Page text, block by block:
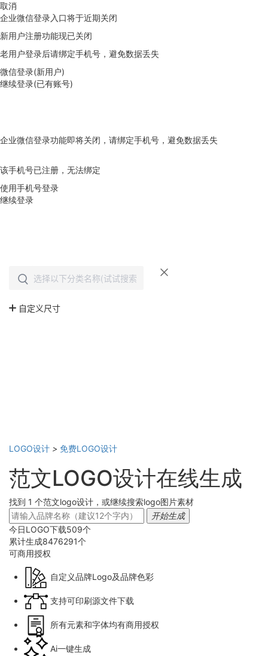
取消
企业微信登录入口将于近期关闭
新用户注册功能现已关闭
老用户登录后请绑定手机号，避免数据丢失
微信登录(新用户)
继续登录(已有账号)
企业微信登录功能即将关闭，请绑定手机号，避免数据丢失
该手机号已注册，无法绑定
使用手机号登录
继续登录
LOGO设计 > 免费LOGO设计
范文LOGO设计在线生成
找到 1 个范文logo设计，或继续搜索logo图片素材
开始生成
今日LOGO下载509个
累计生成8476291个
可商用授权
自定义品牌Logo及品牌色彩
支持可印刷源文件下载
所有元素和字体均有商用授权
Ai一键生成